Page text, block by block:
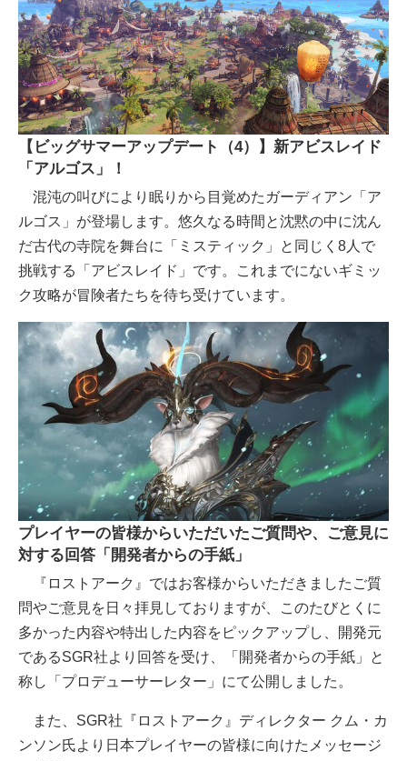
【ビッグサマーアップデート（4）】新アビスレイド
「アルゴス」！
混沌の叫びにより眠りから目覚めたガーディアン「ア
ルゴス」が登場します。悠久なる時間と沈黙の中に沈ん
だ古代の寺院を舞台に「ミスティック」と同じく8人で
挑戦する「アビスレイド」です。これまでにないギミッ
ク攻略が冒険者たちを待ち受けています。
プレイヤーの皆様からいただいたご質問や、ご意見に
対する回答「開発者からの手紙」
『ロストアーク』ではお客様からいただきましたご質
問やご意見を日々拝見しておりますが、このたびとくに
多かった内容や特出した内容をピックアップし、開発元
であるSGR社より回答を受け、「開発者からの手紙」と
称し「プロデューサーレター」にて公開しました。
また、SGR社『ロストアーク』ディレクター クム・カ
ンソン氏より日本プレイヤーの皆様に向けたメッセージ